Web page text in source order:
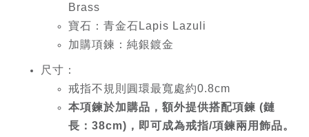
Brass
寶石：青金石Lapis Lazuli
加購項鍊：純銀鍍金
尺寸：
戒指不規則圓環最寬處約0.8cm
本項鍊於加購品，額外提供搭配項鍊 (鏈
長：38cm)，即可成為戒指/項鍊兩用飾品。